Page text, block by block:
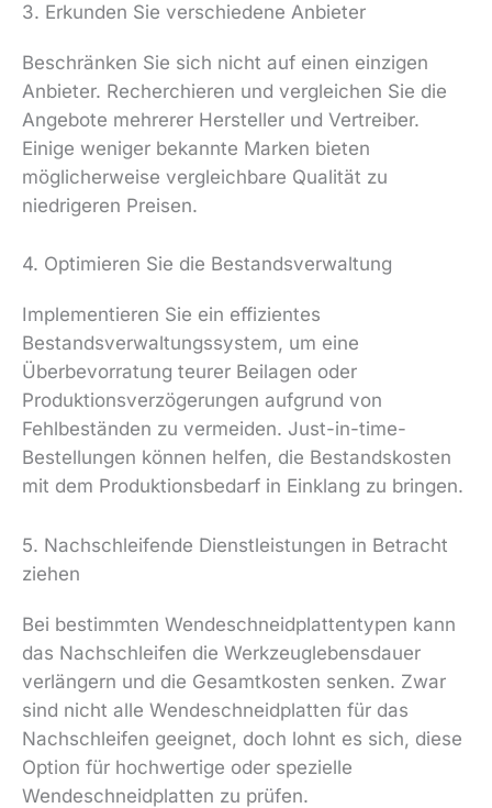
3. Erkunden Sie verschiedene Anbieter
Beschränken Sie sich nicht auf einen einzigen
Anbieter. Recherchieren und vergleichen Sie die
Angebote mehrerer Hersteller und Vertreiber.
Einige weniger bekannte Marken bieten
möglicherweise vergleichbare Qualität zu
niedrigeren Preisen.
4. Optimieren Sie die Bestandsverwaltung
Implementieren Sie ein effizientes
Bestandsverwaltungssystem, um eine
Überbevorratung teurer Beilagen oder
Produktionsverzögerungen aufgrund von
Fehlbeständen zu vermeiden. Just-in-time-
Bestellungen können helfen, die Bestandskosten
mit dem Produktionsbedarf in Einklang zu bringen.
5. Nachschleifende Dienstleistungen in Betracht
ziehen
Bei bestimmten Wendeschneidplattentypen kann
das Nachschleifen die Werkzeuglebensdauer
verlängern und die Gesamtkosten senken. Zwar
sind nicht alle Wendeschneidplatten für das
Nachschleifen geeignet, doch lohnt es sich, diese
Option für hochwertige oder spezielle
Wendeschneidplatten zu prüfen.